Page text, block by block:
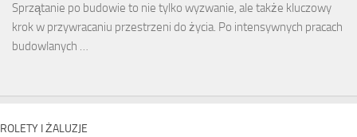
Sprzątanie po budowie to nie tylko wyzwanie, ale także kluczowy
krok w przywracaniu przestrzeni do życia. Po intensywnych pracach
budowlanych …
ROLETY I ŻALUZJE